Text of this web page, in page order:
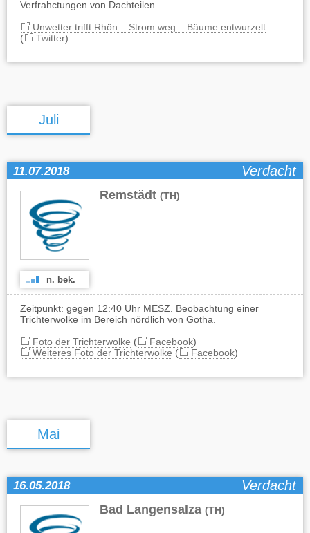
Verfrahctungen von Dachteilen.
Unwetter trifft Rhön – Strom weg – Bäume entwurzelt
(
Twitter)
Juli
11.07.2018 Verdacht
Remstädt (TH)
n. bek.
Zeitpunkt: gegen 12:40 Uhr MESZ. Beobachtung einer
Trichterwolke im Bereich nördlich von Gotha.
Foto der Trichterwolke ( Facebook)
Weiteres Foto der Trichterwolke ( Facebook)
Mai
16.05.2018 Verdacht
Bad Langensalza (TH)